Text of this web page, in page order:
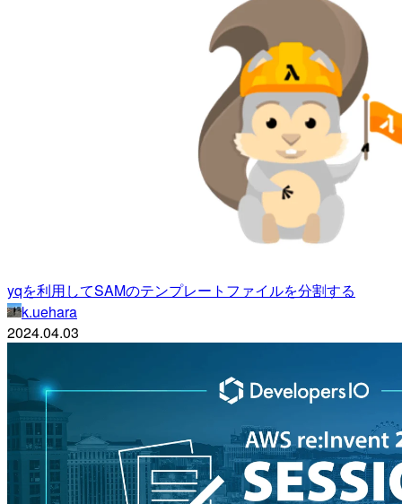
yqを利用してSAMのテンプレートファイルを分割する
k.uehara
2024.04.03